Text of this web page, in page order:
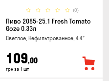
(0)
Пиво 2085-25.1 Fresh Tomato
Goze 0.33л
Светлое, Нефильтрованное, 4.4°
109,00
грн за 1 шт